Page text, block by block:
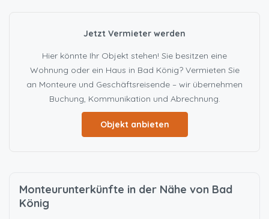
Jetzt Vermieter werden
Hier könnte Ihr Objekt stehen! Sie besitzen eine
Wohnung oder ein Haus in Bad König? Vermieten Sie
an Monteure und Geschäftsreisende – wir übernehmen
Buchung, Kommunikation und Abrechnung.
Objekt anbieten
Monteurunterkünfte in der Nähe von Bad
König